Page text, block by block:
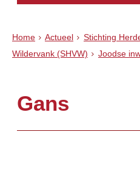
Home Actueel
Stichting
Wildervank (SHVW)
Joodse
Gans